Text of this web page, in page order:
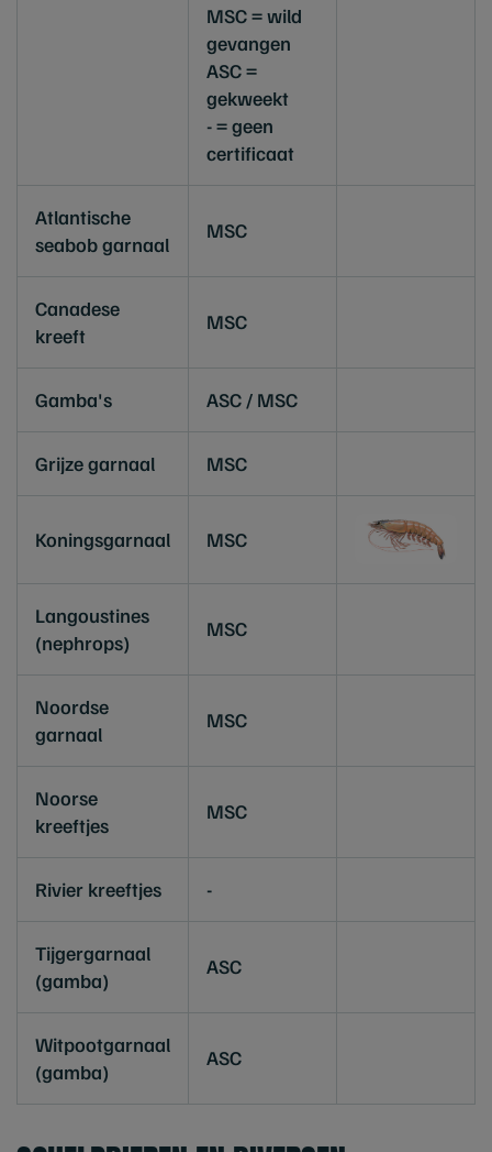
MSC = wild
gevangen
ASC =
gekweekt
- = geen
certificaat
Atlantische
seabob garnaal
MSC
Canadese
kreeft
MSC
Gamba's ASC / MSC
Grijze garnaal MSC
Koningsgarnaal MSC
Langoustines
(nephrops)
MSC
Noordse
garnaal
MSC
Noorse
kreeftjes
MSC
Rivier kreeftjes -
Tijgergarnaal
(gamba)
ASC
Witpootgarnaal
(gamba)
ASC